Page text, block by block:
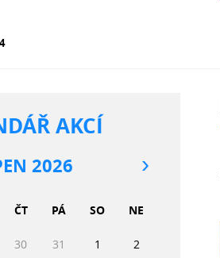
AKCÍ
2026
ČT PÁ SO NE
30 31 1 2